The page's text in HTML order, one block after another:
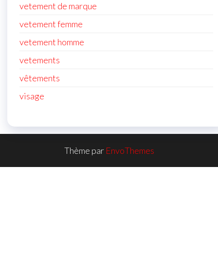
vetement de marque
vetement femme
vetement homme
vetements
vêtements
visage
Thème par EnvoThemes